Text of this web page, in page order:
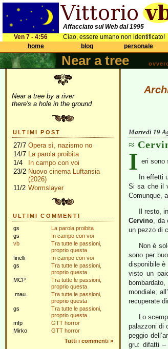
Affacciato sul Web dal 1995
Ven 7 - 4:56
Ciao, essere umano non identificato!
home
blog personale
Near a tree
Near a tree by a river
there's a hole in the ground
ULTIMI POST
27/7 Opera sì, nazismo no
14/7 La parola proibita
1/4
In campo con voi
23/2 Nuovo cinema Luftansia
(2026)
11/2 Wormslayer
ULTIMI COMMENTI
gs
La parola proibita
gs
In campo con voi
vb
Tra tutte le passioni,
proprio questa
finelli
In campo con voi
gs
Tra tutte le passioni,
proprio questa
MCP
Tra tutte le passioni,
proprio questa
.mau.
Tra tutte le passioni,
proprio questa
gs
Tra tutte le passioni,
proprio questa
mfp
GTT horror
Mirko
GTT horror
Tutti i commenti »
Martedì 19
I eri sono
In effetti
Si sa che il
Comunque,
Il resto,
Cervino, da
un pezzo di
Non è
sono per
disponibile è
visto un
mondiale;
recuperate
Lo
palazzoni di
peggio
gru: difatti –